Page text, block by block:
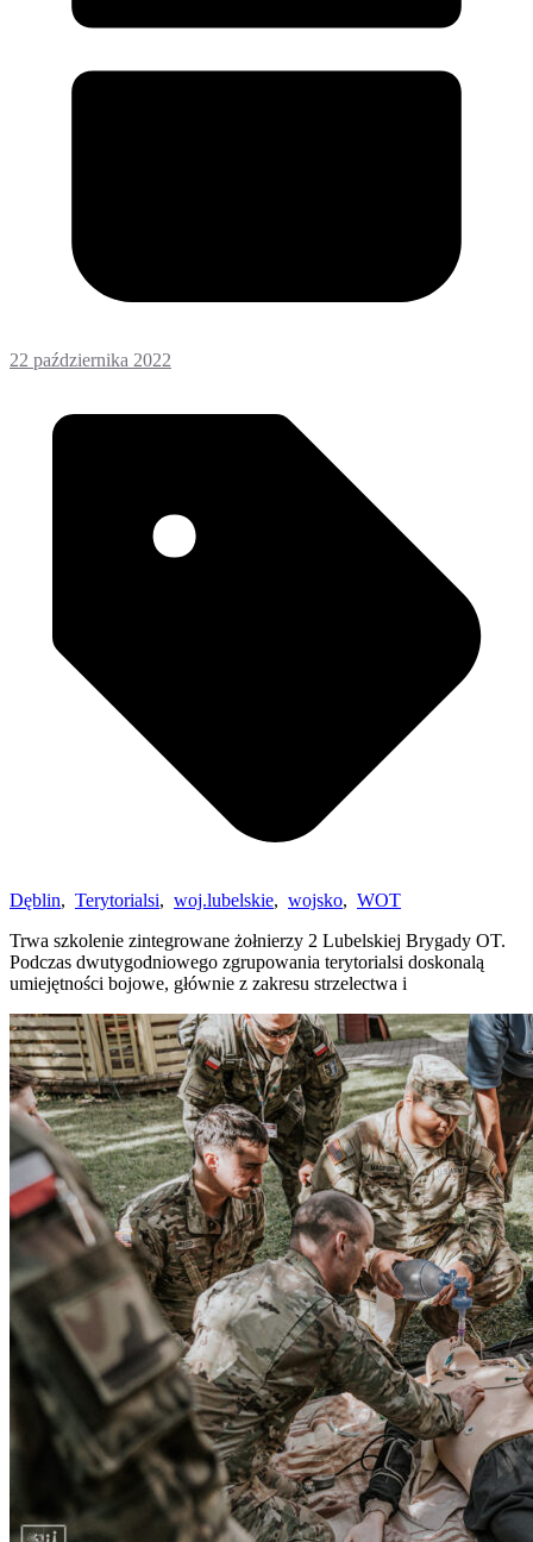
22 października 2022
Dęblin, Terytorialsi, woj.lubelskie, wojsko, WOT
Trwa szkolenie zintegrowane żołnierzy 2 Lubelskiej Brygady OT.
Podczas dwutygodniowego zgrupowania terytorialsi doskonalą
umiejętności bojowe, głównie z zakresu strzelectwa i